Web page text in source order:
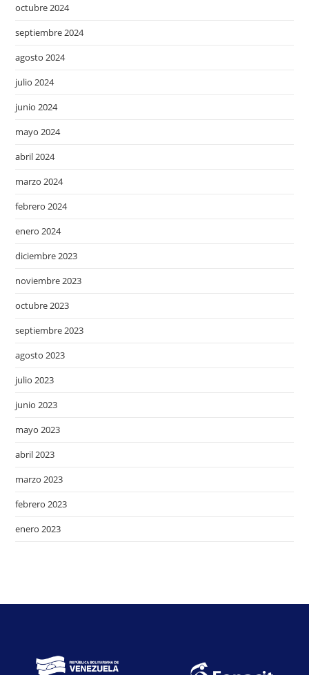
octubre 2024
septiembre 2024
agosto 2024
julio 2024
junio 2024
mayo 2024
abril 2024
marzo 2024
febrero 2024
enero 2024
diciembre 2023
noviembre 2023
octubre 2023
septiembre 2023
agosto 2023
julio 2023
junio 2023
mayo 2023
abril 2023
marzo 2023
febrero 2023
enero 2023